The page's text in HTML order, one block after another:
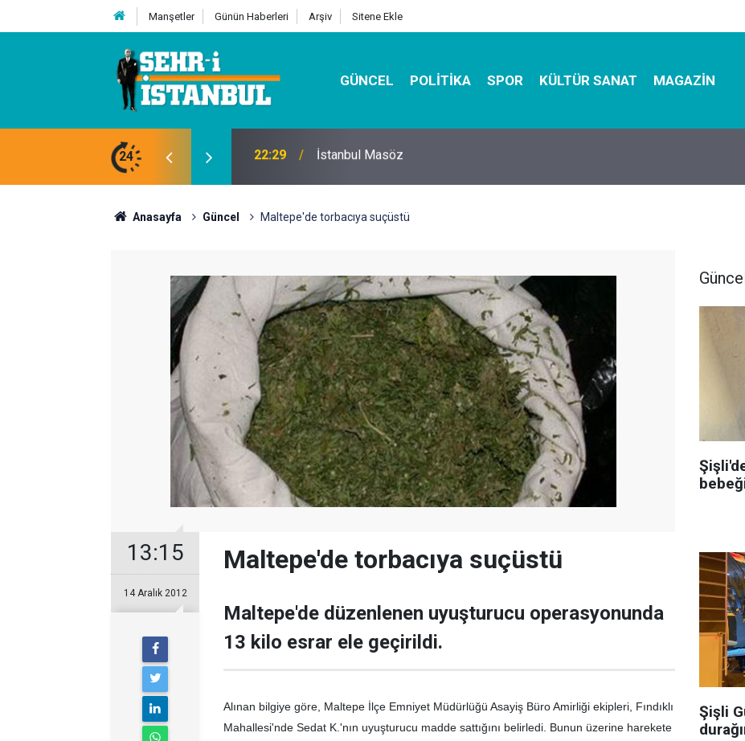
Manşetler Günün Haberleri Arşiv Sitene Ekle
GÜNCEL POLITIKA SPOR KÜLTÜR SANAT MAGAZIN
24 07:32 Kutu Sihirbazı ile Estetik, Dayanıklı ve Çevre Dostu Ambalaj
Anasayfa Güncel Maltepe'de torbacıya suçüstü
13:15
14 Aralık 2012
Maltepe'de torbacıya suçüstü
Maltepe'de düzenlenen uyuşturucu operasyonunda
13 kilo esrar ele geçirildi.
Alınan bilgiye göre, Maltepe İlçe Emniyet Müdürlüğü Asayiş Büro Amirliği ekipleri, Fındıklı
Mahallesi'nde Sedat K.'nın uyuşturucu madde sattığını belirledi. Bunun üzerine harekete
Şişli